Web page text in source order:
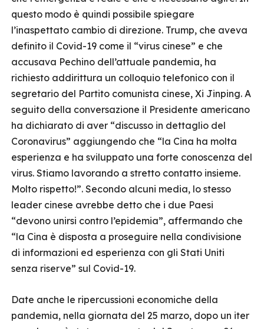
questo modo è quindi possibile spiegare
l’inaspettato cambio di direzione. Trump, che aveva
definito il Covid-19 come il “virus cinese” e che
accusava Pechino dell’attuale pandemia, ha
richiesto addirittura un colloquio telefonico con il
segretario del Partito comunista cinese, Xi Jinping. A
seguito della conversazione il Presidente americano
ha dichiarato di aver “discusso in dettaglio del
Coronavirus” aggiungendo che “la Cina ha molta
esperienza e ha sviluppato una forte conoscenza del
virus. Stiamo lavorando a stretto contatto insieme.
Molto rispetto!”. Secondo alcuni media, lo stesso
leader cinese avrebbe detto che i due Paesi
“devono unirsi contro l’epidemia”, affermando che
“la Cina è disposta a proseguire nella condivisione
di informazioni ed esperienza con gli Stati Uniti
senza riserve” sul Covid-19.
Date anche le ripercussioni economiche della
pandemia, nella giornata del 25 marzo, dopo un iter